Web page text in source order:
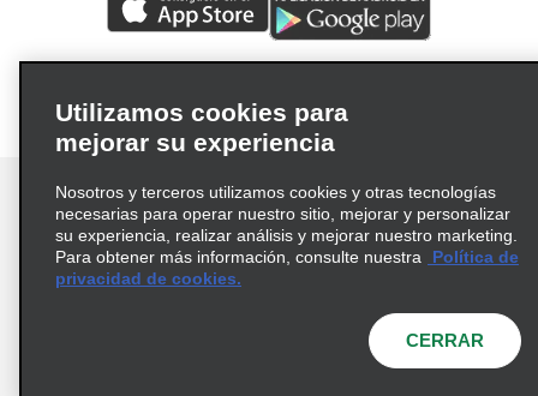
Términos de uso
Política de privacidad
© 2026 Enterprise Holdings, Inc. Todos los derechos
Utilizamos cookies para
mejorar su experiencia
Nosotros y terceros utilizamos cookies y otras tecnologías
necesarias para operar nuestro sitio, mejorar y personalizar
su experiencia, realizar análisis y mejorar nuestro marketing.
Para obtener más información, consulte nuestra
Política de
privacidad de cookies.
CERRAR